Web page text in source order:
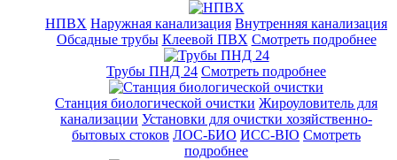
НПВХ Наружная канализация Внутренняя канализация
Обсадные трубы Клеевой ПВХ Смотреть подробнее
Трубы ПНД 24 Смотреть подробнее
Cтанция биологической очистки Жироуловитель для
канализации Установки для очистки хозяйственно-
бытовых стоков ЛОС-БИО ИСС-BIO Смотреть
подробнее